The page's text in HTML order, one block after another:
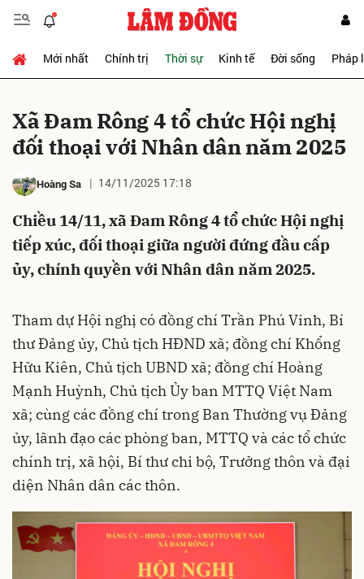
Mới nhất Chính trị Thời sự Kinh tế Đời sống Pháp
Xã Đam Rông 4 tổ chức Hội nghị
đối thoại với Nhân dân năm 2025
Hoàng Sa 14/11/2025 17:18
Chiều 14/11, xã Đam Rông 4 tổ chức Hội nghị
tiếp xúc, đối thoại giữa người đứng đầu cấp
ủy, chính quyền với Nhân dân năm 2025.
Tham dự Hội nghị có đồng chí Trần Phú Vinh, Bí
thư Đảng ủy, Chủ tịch HĐND xã; đồng chí Khổng
Hữu Kiên, Chủ tịch UBND xã; đồng chí Hoàng
Mạnh Huỳnh, Chủ tịch Ủy ban MTTQ Việt Nam
xã; cùng các đồng chí trong Ban Thường vụ Đảng
ủy, lãnh đạo các phòng ban, MTTQ và các tổ chức
chính trị, xã hội, Bí thư chi bộ, Trưởng thôn và đại
diện Nhân dân các thôn.
Gửi bình luận
Hủy Gửi